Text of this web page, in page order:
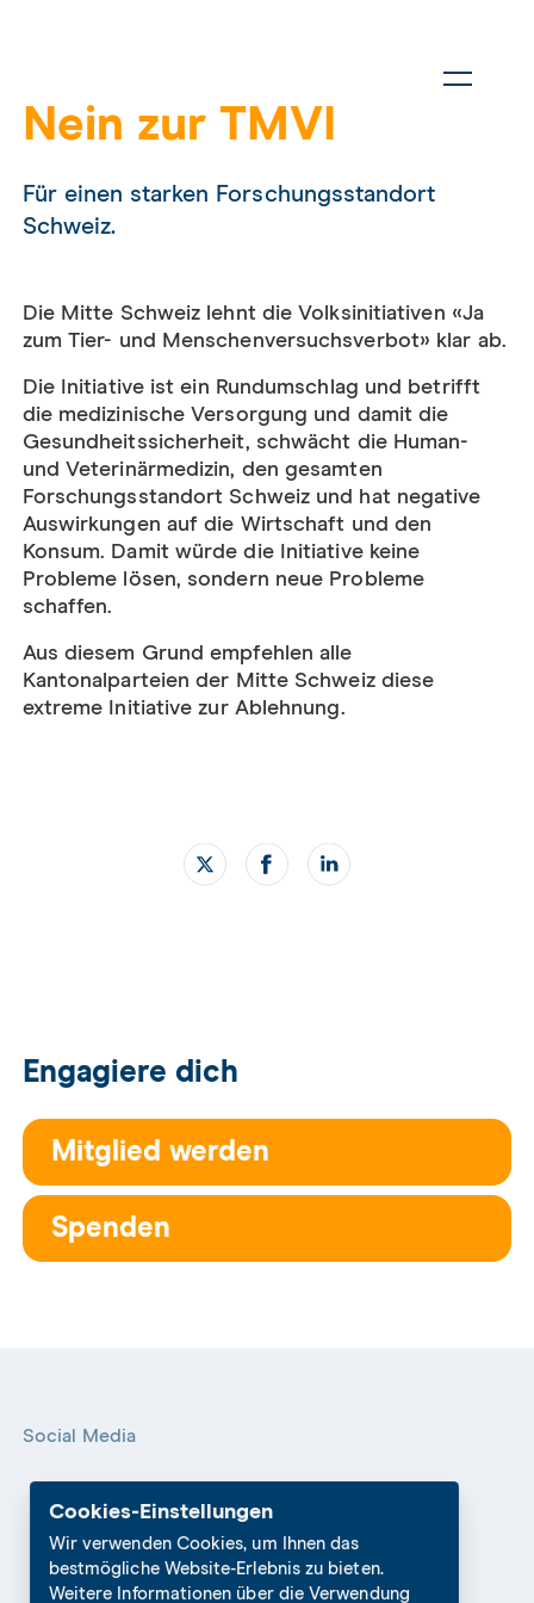
Cookies-Einstellungen
Wir verwenden Cookies, um Ihnen das
bestmögliche Website-Erlebnis zu bieten.
Weitere Informationen über die Verwendung
Nein zur TMVI
Für einen starken Forschungsstandort
Schweiz.
Die Mitte Schweiz lehnt die Volksinitiativen «Ja
zum Tier- und Menschenversuchsverbot» klar ab.
Die Initiative ist ein Rundumschlag und betrifft
die medizinische Versorgung und damit die
Gesundheitssicherheit, schwächt die Human-
und Veterinärmedizin, den gesamten
Forschungsstandort Schweiz und hat negative
Auswirkungen auf die Wirtschaft und den
Konsum. Damit würde die Initiative keine
Probleme lösen, sondern neue Probleme
schaffen.
Aus diesem Grund empfehlen alle
Kantonalparteien der Mitte Schweiz diese
extreme Initiative zur Ablehnung.
Engagiere dich
Mitglied werden
Spenden
Social Media